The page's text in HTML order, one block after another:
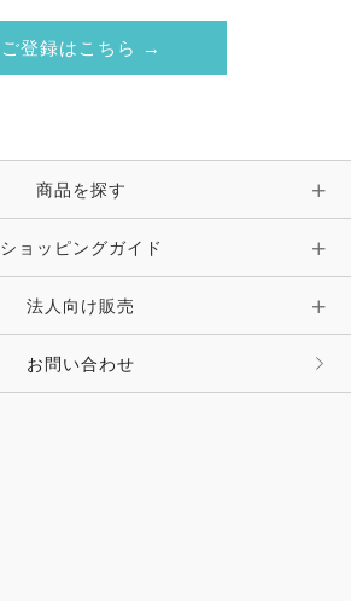
ご登録はこちら →
商品を探す
ショッピングガイド
法人向け販売
お問い合わせ